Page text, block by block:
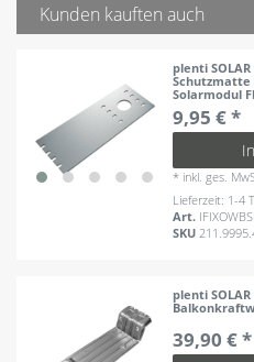
Kunden kauften auch
plenti
Solarmodul
9,95 € *
* inkl. ges.
Lieferzeit: 1-4
Art.
SKU
plenti
39,90 € *